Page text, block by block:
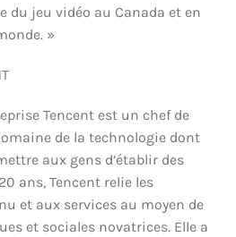
du jeu vidéo au Canada et en
»
Tencent est un chef de
de la technologie dont
aux gens d’établir des
ans, Tencent relie les
et aux services au moyen de
et sociales novatrices. Elle a